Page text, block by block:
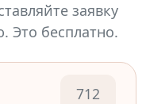
заявку
Это бесплатно.
712